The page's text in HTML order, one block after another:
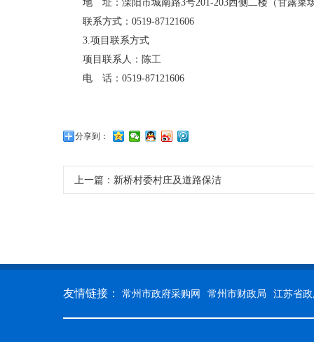
地 址： 溧阳市城南路3号201-203西侧二楼（甘露菜
联系方式： 0519-87121606
3.项目联系方式
项目联系人： 陈工
电 话： 0519-87121606
分享到：
上一篇： 新桥村委村庄及道路保洁
友情链接： 常州市政府采购网 常州市财政局 江苏省